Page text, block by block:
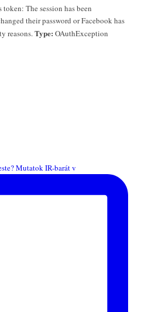
The session has been
their password or Facebook has
reasons. Type: OAuthException
Mutatok IR-barát v